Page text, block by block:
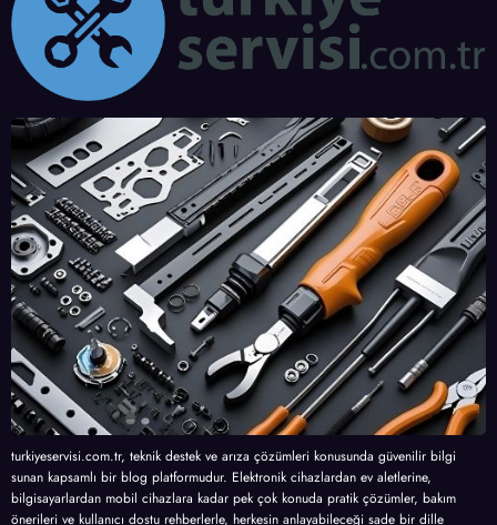
turkiyeservisi.com.tr, teknik destek ve arıza çözümleri konusunda güvenilir bilgi
sunan kapsamlı bir blog platformudur. Elektronik cihazlardan ev aletlerine,
bilgisayarlardan mobil cihazlara kadar pek çok konuda pratik çözümler, bakım
önerileri ve kullanıcı dostu rehberlerle, herkesin anlayabileceği sade bir dille